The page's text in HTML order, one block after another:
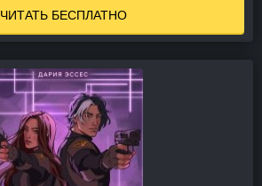
ЧИТАТЬ БЕСПЛАТНО